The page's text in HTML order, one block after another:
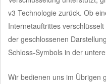
v3 Technologie zurück. Ob
Internetauftrittes
der geschlossenen
Schloss-Symbols in der
Wir bedienen uns im Übrigen